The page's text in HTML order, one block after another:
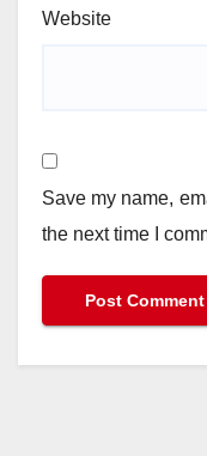
Website
Save my name,
the next time I